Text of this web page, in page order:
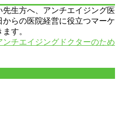
生方へ、アンチエイジング医
らの医院経営に役立つマーケ
す。
チエイジングドクターのため